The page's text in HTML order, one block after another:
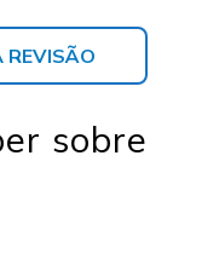
REVISÃO
sobre